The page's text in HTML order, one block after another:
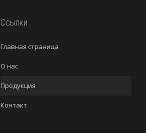
Ссылки
Главная страница
О нас
Продукция
Контакт